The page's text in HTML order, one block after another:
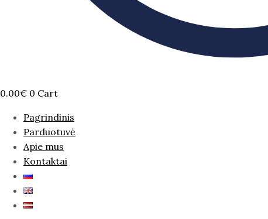
0.00€ 0 Cart
Pagrindinis
Parduotuvė
Apie mus
Kontaktai